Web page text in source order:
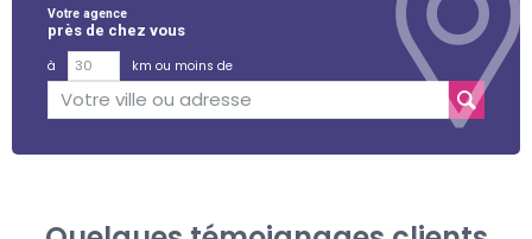
Votre agence
près de chez vous
à
km ou moins de